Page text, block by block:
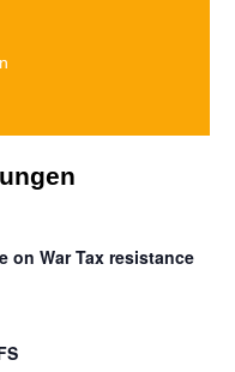
on War Tax resistance